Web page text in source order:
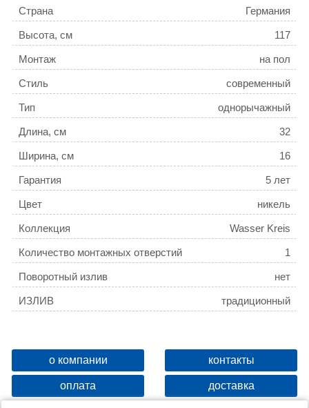
Страна Германия
Высота, см 117
Монтаж на пол
Стиль современный
Тип однорычажный
Длина, см 32
Ширина, см 16
Гарантия 5 лет
Цвет никель
Коллекция Wasser Kreis
Количество монтажных отверстий 1
Поворотный излив нет
ИЗЛИВ традиционный
о компании контакты
оплата доставка